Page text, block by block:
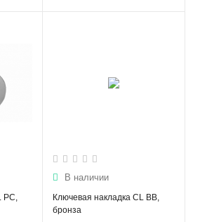
PC,
В наличии
Ключевая накладка CL BВ,
бронза